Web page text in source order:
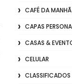
CAFÉ DA MANHÃ
CAPAS
CASAS &
CELULAR
CLASSIFICADOS